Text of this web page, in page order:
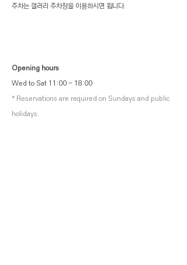
​주차는 갤러리 주차장을 이용하시면 됩니다.
Opening hours
Wed to Sat 11:00 - 18:00
* Reservations are required on Sundays and public
holidays.